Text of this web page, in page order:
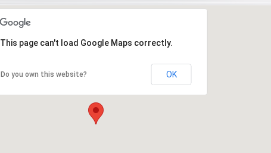
This page can't load Google Maps correctly.
Do you own this website? OK